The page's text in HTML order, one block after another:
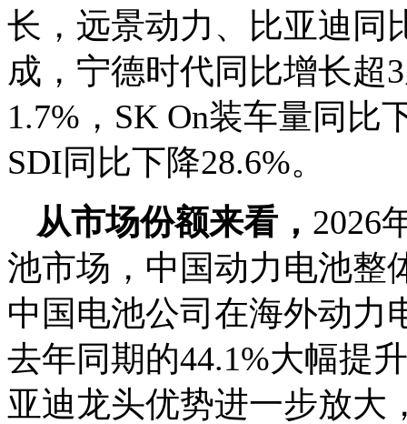
长，远景动力、比亚迪同
成，宁德时代同比增长超
1.7%，SK On装车量同比
SDI同比下降28.6%。
从市场份额来看， 2026
池市场，中国动力电池整
中国电池公司在海外动力
去年同期的44.1%大幅提
亚迪龙头优势进一步放大